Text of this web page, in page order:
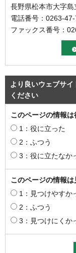
長野県松本市大字島
電話番号：0263-
ファックス番号：
より良いウェブサ
ください
このページの情報
1：役に立った
2：ふつう
3：役に立たなか
このページの情報
1：見つけやすか
2：ふつう
3：見つけにくか